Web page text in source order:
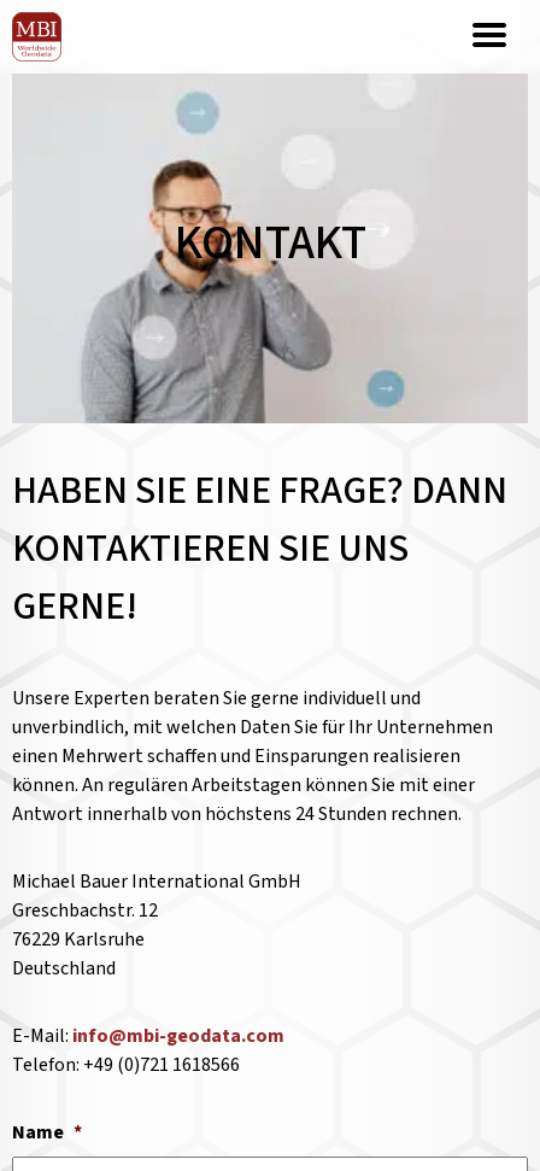
KONTAKT
HABEN SIE EINE FRAGE? DANN
KONTAKTIEREN SIE UNS
GERNE!
Unsere Experten beraten Sie gerne individuell und
unverbindlich, mit welchen Daten Sie für Ihr Unternehmen
einen Mehrwert schaffen und Einsparungen realisieren
können. An regulären Arbeitstagen können Sie mit einer
Antwort innerhalb von höchstens 24 Stunden rechnen.
Michael Bauer International GmbH
Greschbachstr. 12
76229 Karlsruhe
Deutschland
E-Mail: info@mbi-geodata.com
Telefon: +49 (0)721 1618566
Name *